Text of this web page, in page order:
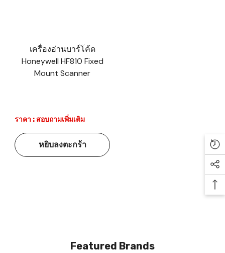
เครื่องอ่านบาร์โค้ด
Honeywell HF810 Fixed
Mount Scanner
ราคา : สอบถามเพิ่มเติม
หยิบลงตะกร้า
Featured Brands